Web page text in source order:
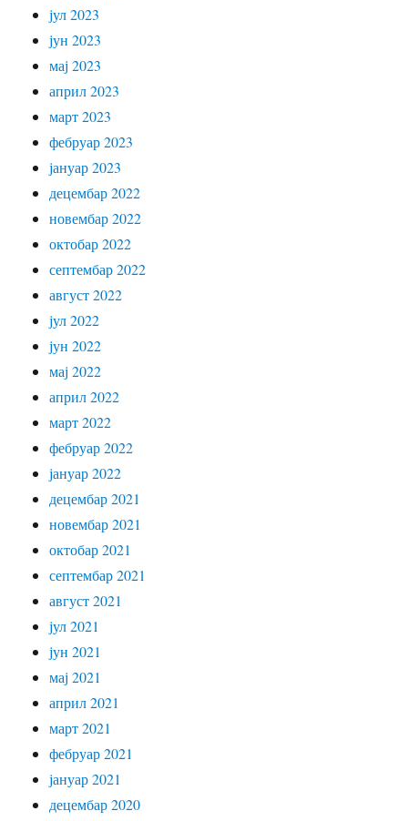
јул 2023
јун 2023
мај 2023
април 2023
март 2023
фебруар 2023
јануар 2023
децембар 2022
новембар 2022
октобар 2022
септембар 2022
август 2022
јул 2022
јун 2022
мај 2022
април 2022
март 2022
фебруар 2022
јануар 2022
децембар 2021
новембар 2021
октобар 2021
септембар 2021
август 2021
јул 2021
јун 2021
мај 2021
април 2021
март 2021
фебруар 2021
јануар 2021
децембар 2020